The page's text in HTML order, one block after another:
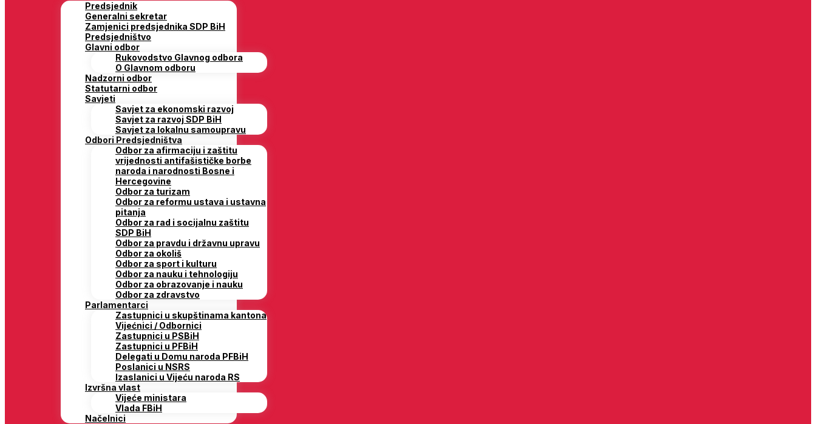
Predsjednik
Generalni sekretar
Zamjenici predsjednika SDP BiH
Predsjedništvo
Glavni odbor
Rukovodstvo Glavnog odbora
O Glavnom odboru
Nadzorni odbor
Statutarni odbor
Savjeti
Savjet za ekonomski razvoj
Savjet za razvoj SDP BiH
Savjet za lokalnu samoupravu
Odbori Predsjedništva
Odbor za afirmaciju i zaštitu
vrijednosti antifašističke borbe
naroda i narodnosti Bosne i
Hercegovine
Odbor za turizam
Odbor za reformu ustava i ustavna
pitanja
Odbor za rad i socijalnu zaštitu
SDP BiH
Odbor za pravdu i državnu upravu
Odbor za okoliš
Odbor za sport i kulturu
Odbor za nauku i tehnologiju
Odbor za obrazovanje i nauku
Odbor za zdravstvo
Parlamentarci
Zastupnici u skupštinama kantona
Vijećnici / Odbornici
Zastupnici u PSBiH
Zastupnici u PFBiH
Delegati u Domu naroda PFBiH
Poslanici u NSRS
Izaslanici u Vijeću naroda RS
Izvršna vlast
Vijeće ministara
Vlada FBiH
Načelnici